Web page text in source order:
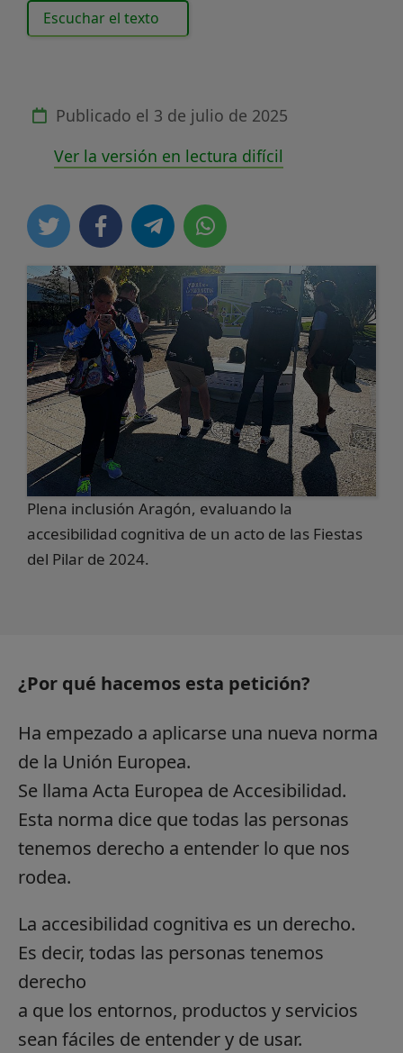
Escuchar el texto
Publicado el 3 de julio de 2025
Ver la versión en lectura difícil
Plena inclusión Aragón, evaluando la
accesibilidad cognitiva de un acto de las Fiestas
del Pilar de 2024.
¿Por qué hacemos esta petición?
Ha empezado a aplicarse una nueva norma
de la Unión Europea.
Se llama Acta Europea de Accesibilidad.
Esta norma dice que todas las personas
tenemos derecho a entender lo que nos
rodea.
La accesibilidad cognitiva es un derecho.
Es decir, todas las personas tenemos
derecho
a que los entornos, productos y servicios
sean fáciles de entender y de usar.